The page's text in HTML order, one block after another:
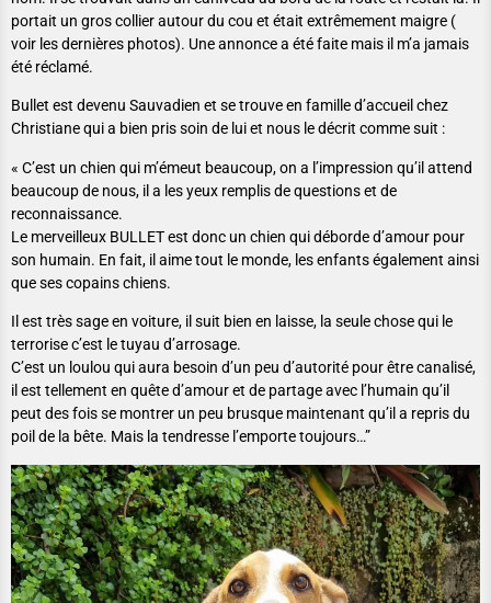
portait un gros collier autour du cou et était extrêmement maigre (
voir les dernières photos). Une annonce a été faite mais il m’a jamais
été réclamé.
Bullet est devenu Sauvadien et se trouve en famille d’accueil chez
Christiane qui a bien pris soin de lui et nous le décrit comme suit :
« C’est un chien qui m’émeut beaucoup, on a l’impression qu’il attend
beaucoup de nous, il a les yeux remplis de questions et de
reconnaissance.
Le merveilleux BULLET est donc un chien qui déborde d’amour pour
son humain. En fait, il aime tout le monde, les enfants également ainsi
que ses copains chiens.
Il est très sage en voiture, il suit bien en laisse, la seule chose qui le
terrorise c’est le tuyau d’arrosage.
C’est un loulou qui aura besoin d’un peu d’autorité pour être canalisé,
il est tellement en quête d’amour et de partage avec l’humain qu’il
peut des fois se montrer un peu brusque maintenant qu’il a repris du
poil de la bête. Mais la tendresse l’emporte toujours…”